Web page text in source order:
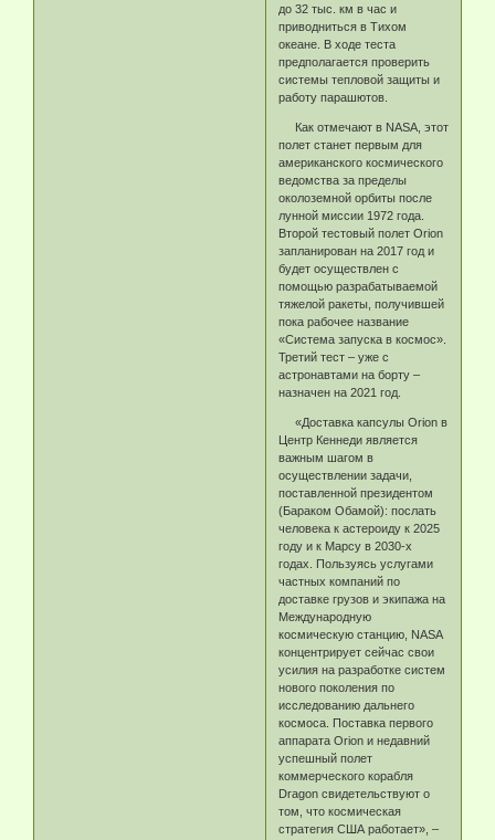
до 32 тыс. км в час и
приводниться в Тихом
океане. В ходе теста
предполагается проверить
системы тепловой защиты и
работу парашютов.
Как отмечают в NASA, этот
полет станет первым для
американского космического
ведомства за пределы
околоземной орбиты после
лунной миссии 1972 года.
Второй тестовый полет Orion
запланирован на 2017 год и
будет осуществлен с
помощью разрабатываемой
тяжелой ракеты, получившей
пока рабочее название
«Система запуска в космос».
Третий тест – уже с
астронавтами на борту –
назначен на 2021 год.
«Доставка капсулы Orion в
Центр Кеннеди является
важным шагом в
осуществлении задачи,
поставленной президентом
(Бараком Обамой): послать
человека к астероиду к 2025
году и к Марсу в 2030-х
годах. Пользуясь услугами
частных компаний по
доставке грузов и экипажа на
Международную
космическую станцию, NASA
концентрирует сейчас свои
усилия на разработке систем
нового поколения по
исследованию дальнего
космоса. Поставка первого
аппарата Orion и недавний
успешный полет
коммерческого корабля
Dragon свидетельствуют о
том, что космическая
стратегия США работает», –